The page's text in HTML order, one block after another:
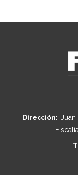
Dirección: Juan